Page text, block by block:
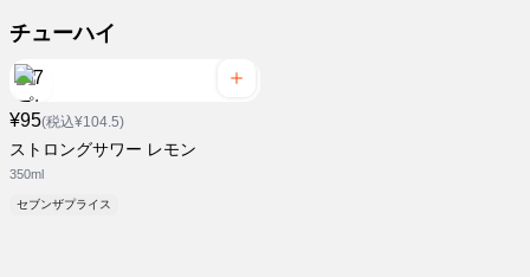
チューハイ
¥95(税込¥104.5)
ストロングサワー レモン
350ml
セブンザプライス